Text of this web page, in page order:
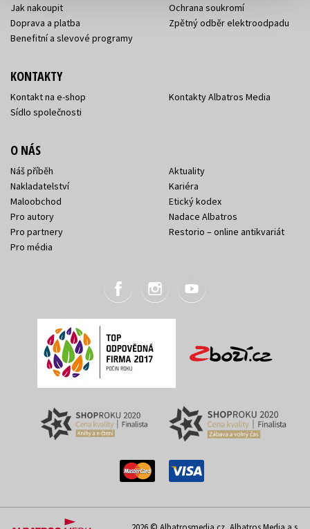
Jak nakoupit
Doprava a platba
Benefitní a slevové programy
Ochrana soukromí
Zpětný odběr elektroodpadu
KONTAKTY
Kontakt na e-shop
Sídlo společnosti
Kontakty Albatros Media
O NÁS
Náš příběh
Nakladatelství
Maloobchod
Pro autory
Pro partnery
Pro média
Aktuality
Kariéra
Etický kodex
Nadace Albatros
Restorio – online antikvariát